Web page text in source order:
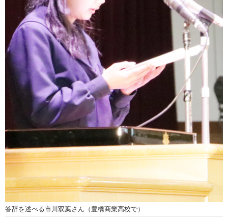
答辞を述べる市川双葉さん（豊橋商業高校で）